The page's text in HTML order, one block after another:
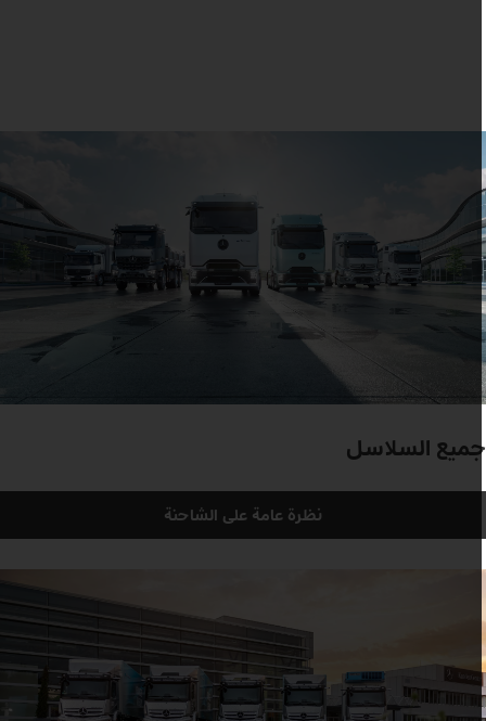
السلاسل
نظرة عامة على الشاحنة